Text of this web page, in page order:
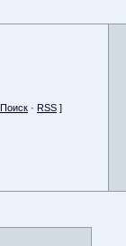
Поиск · RSS ]